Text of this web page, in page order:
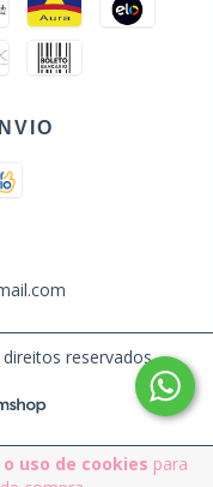
uso de cookies para
reservados.